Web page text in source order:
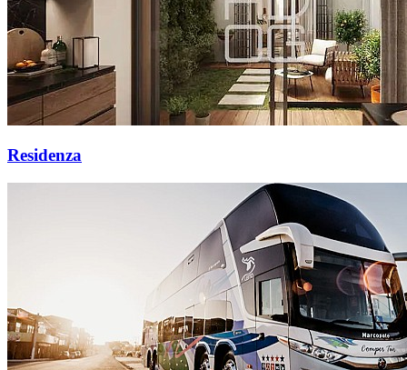
Residenza